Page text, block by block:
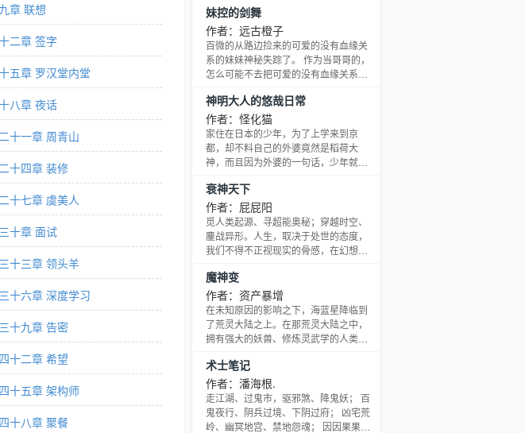
章 联想
二章 签字
五章 罗汉堂内堂
八章 夜话
十一章 周青山
十四章 装修
十七章 虞美人
十章 面试
十三章 领头羊
十六章 深度学习
十九章 告密
十二章 希望
十五章 架构师
十八章 聚餐
让我过起了安生日子，虽然后来我发现
媳妇姐姐不是人……从小苟延馋喘的我
能活到现在，本已习惯逆来顺受，可唯
独外婆被人害死了这件事。为此，我不
顾因果报应，继承了外婆养鬼的职业，
妹控的剑舞
作者：远古橙子
百微的从路边捡来的可爱的没有血缘关
系的妹妹神秘失踪了。 作为当哥哥的，
怎么可能不去把可爱的没有血缘关系的
不归路。 但是这条路上的敌人太强大，
为了把可爱的没有血缘关系的妹妹找回
来，百微牺牲了自己，换来了最强之
剑。 至于牺牲了什么…… 啊，这就不重
要了！对于百微来说，只要能把可爱的
过说起来，为什么要强调妹妹的属性是
“可爱且没有血缘
神明大人的悠哉日常
作者：怪化猫
家住在日本的少年，为了上学来到京
都，却不料自己的外婆竟然是稻荷大
神，而且因为外婆的一句话，少年就这
麻烦，梦想是悠悠哉哉的活下去。 PS：
其实就是一个慵懒的少年作为神灵，悠
哉欢乐的温馨日常故事
衰神天下
作者：屁屁阳
觅人类起源、寻超能奥秘；穿越时空、
鏖战异形。人生，取决于处世的态度，
我们不得不正视现实的骨感，在幻想中
281297110
魔神变
作者：资产暴增
在未知原因的影响之下，海蓝星降临到
了荒灵大陆之上。在那荒灵大陆之中，
拥有强大的妖兽、修炼灵武学的人类土
蓝星本土也诞生了名为觉醒者的超能力
者。 在那强大的觉醒者带领之下，无数
冒险者前赴后继进入荒灵大陆，获得了
巨大的财富。海蓝星本土的新材料、生
物科学等无数学科都获得了革命性的成
术士笔记
作者：潘海根.
走江湖、过鬼市，驱邪煞、降鬼妖； 百
鬼夜行、阴兵过境、下阴过府； 凶宅荒
岭、幽冥地宫、禁地怨魂； 因因果果、